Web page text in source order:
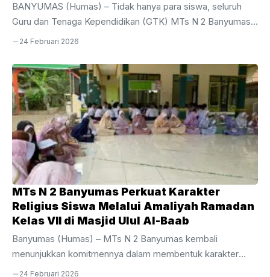
BANYUMAS (Humas) – Tidak hanya para siswa, seluruh
Guru dan Tenaga Kependidikan (GTK) MTs N 2 Banyumas
juga turut aktif menyemarakkan bulan suci melalui rangkaian
Kegiatan ini dilaksanakan secara rutin setiap hari setelah
selesainya kegiatan Belajar Mengajar (KBM), tepatnya
sesudah pelaksanaan sholat Dzuhur berjamaah di Masjid
Ulul Al-Baab. Agenda yang diikuti oleh seluruh elemen
pendidik dan kependidikan ini menjadi momentum penting
untuk memperkuat spiritualitas di tengah kesibukan
menjalankan tugas kedinasan, Senin,
(23/02/2026).Rangkaian Amaliyah ...
24 Februari 2026
MTs N 2 Banyumas Perkuat Karakter
Religius Siswa Melalui Amaliyah Ramadan
Kelas VII di Masjid Ulul Al-Baab
Banyumas (Humas) – MTs N 2 Banyumas kembali
menunjukkan komitmennya dalam membentuk karakter
siswa melalui penyelenggaraan kegiatan Amaliyah Ramadan
24 Februari 2026